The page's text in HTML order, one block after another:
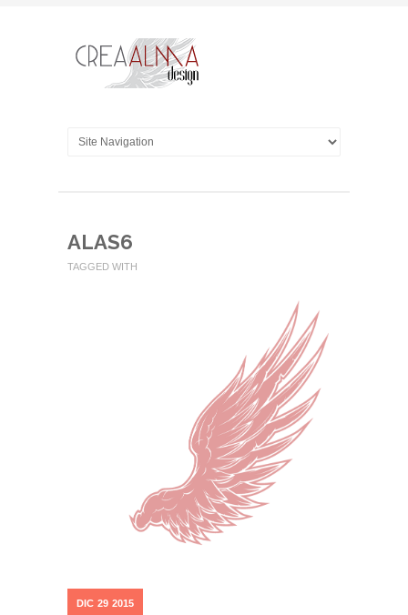
ALAS6
TAGGED WITH
DIC 29 2015